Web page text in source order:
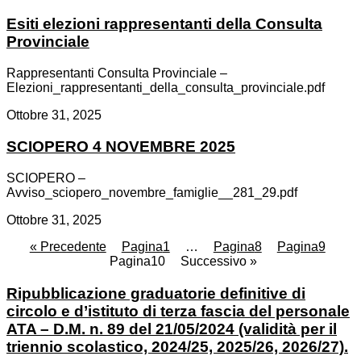
Esiti elezioni rappresentanti della Consulta
Provinciale
Rappresentanti Consulta Provinciale –
Elezioni_rappresentanti_della_consulta_provinciale.pdf
Ottobre 31, 2025
SCIOPERO 4 NOVEMBRE 2025
SCIOPERO –
Avviso_sciopero_novembre_famiglie__281_29.pdf
Ottobre 31, 2025
« Precedente
Pagina1 … Pagina8 Pagina9
Pagina10 Successivo »
Ripubblicazione graduatorie definitive di
circolo e d’istituto di terza fascia del personale
ATA – D.M. n. 89 del 21/05/2024 (validità per il
triennio scolastico, 2024/25, 2025/26, 2026/27).